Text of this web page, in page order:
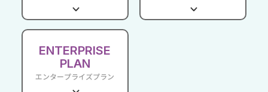
ENTERPRISE
PLAN
エンタープライズプラン